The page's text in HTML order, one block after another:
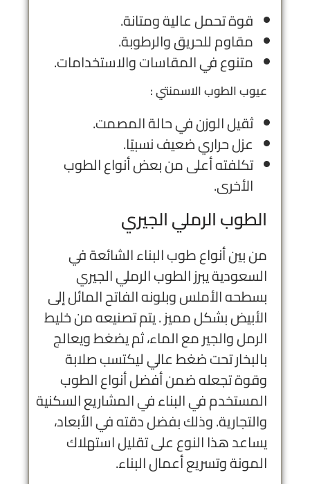
قوة تحمل عالية ومتانة.
مقاوم للحريق والرطوبة.
متنوع في المقاسات والاستخدامات.
عيوب الطوب الاسمنتي :
ثقيل الوزن في حالة المصمت.
عزل حراري ضعيف نسبيًا.
تكلفته أعلى من بعض أنواع الطوب
الأخرى.
الطوب الرملي الجيري
من بين أنواع طوب البناء الشائعة في
السعودية يبرز الطوب الرملي الجيري
بسطحه الأملس وبلونه الفاتح المائل إلى
الأبيض بشكل مميز . يتم تصنيعه من خليط
الرمل والجير مع الماء، ثم يضغط ويعالج
بالبخار تحت ضغط عالي ليكتسب صلابة
وقوة تجعله ضمن أفضل أنواع الطوب
المستخدم في البناء في المشاريع السكنية
والتجارية. وذلك بفضل دقته في الأبعاد،
يساعد هذا النوع على تقليل استهلاك
المونة وتسريع أعمال البناء.